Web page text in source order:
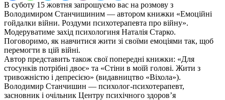
В суботу 15 жовтня запрошуємо вас на розмову з
Володимиром Станчишиним — автором книжки «Емоційні
гойдалки війни. Роздуми психотерапевта про війну».
Модеруватиме захід психологиня Наталія Старко.
Поговоримо, як навчитися жити зі своїми емоціями так, щоб
перемогти в цій війні.
Автор представить також свої попередні книжки: «Для
стосунків потрібні двоє» та «Стіни в моїй голові. Жити з
тривожністю і депресією» (видавництво «Віхола»).
Володимир Станчишин — психолог-психотерапевт,
засновник і очільник Центру психічного здоров’я